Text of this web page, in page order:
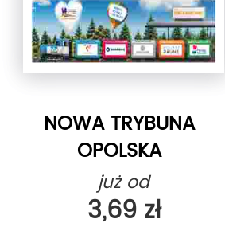
NOWA TRYBUNA
OPOLSKA
już od
3,69 zł